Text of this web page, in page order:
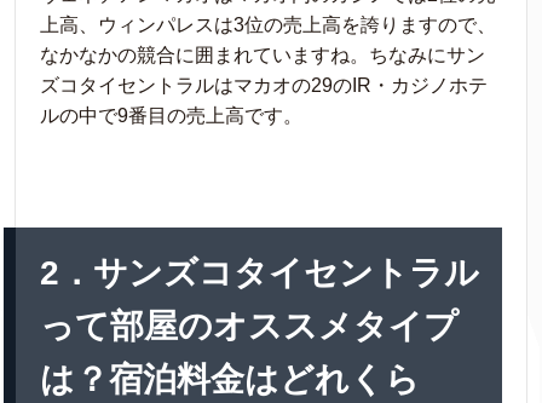
上高、ウィンパレスは3位の売上高を誇りますので、
なかなかの競合に囲まれていますね。ちなみにサン
ズコタイセントラルはマカオの29のIR・カジノホテ
ルの中で9番目の売上高です。
2．サンズコタイセントラル
って部屋のオススメタイプ
は？宿泊料金はどれくら